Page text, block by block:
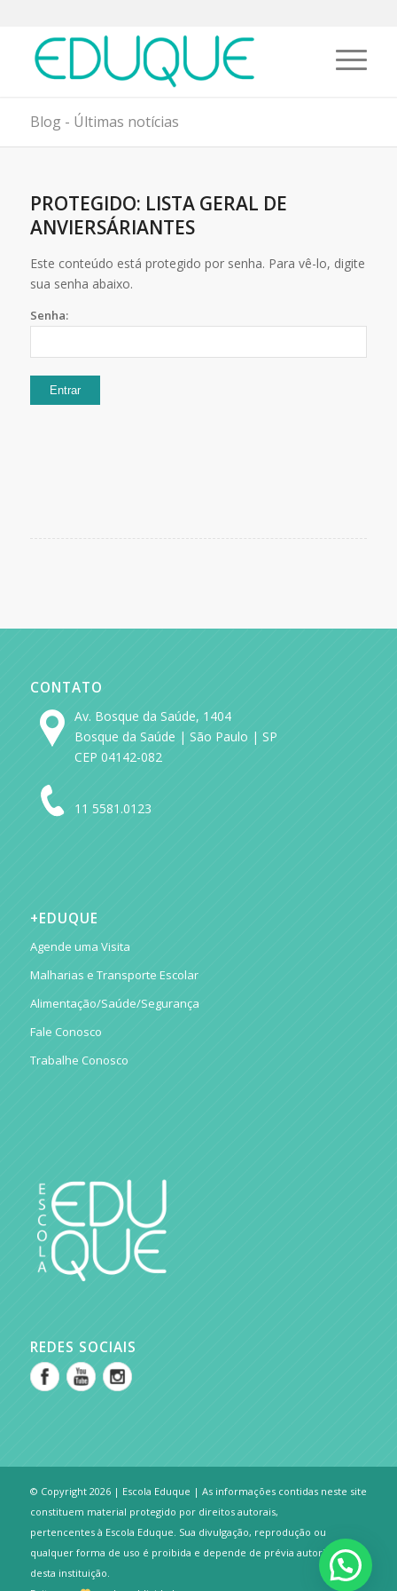
Blog - Últimas notícias
PROTEGIDO: LISTA GERAL DE
ANVIERSÁRIANTES
Este conteúdo está protegido por senha. Para vê-lo, digite
sua senha abaixo.
Senha:
CONTATO
Av. Bosque da Saúde, 1404
Bosque da Saúde | São Paulo | SP
CEP 04142-082
11 5581.0123
+EDUQUE
Agende uma Visita
Malharias e Transporte Escolar
Alimentação/Saúde/Segurança
Fale Conosco
Trabalhe Conosco
REDES SOCIAIS
© Copyright 2026 | Escola Eduque | As informações contidas neste site
constituem material protegido por direitos autorais,
pertencentes à Escola Eduque. Sua divulgação, reprodução ou
qualquer forma de uso é proibida e depende de prévia autorização
desta instituição.